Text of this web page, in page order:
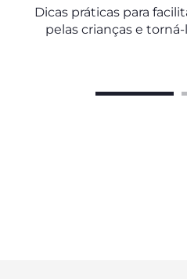
Dicas práticas para
pelas crianças e